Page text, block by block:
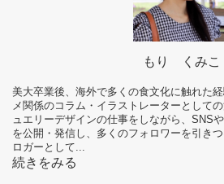
もり くみこ
美大卒業後、海外で多くの食文化に触れた
メ関係のコラム・イラストレーターとして
ュエリーデザインの仕事をしながら、SNS
を公開・発信し、多くのフォロワーを引き
ロガーとして...
続きをみる